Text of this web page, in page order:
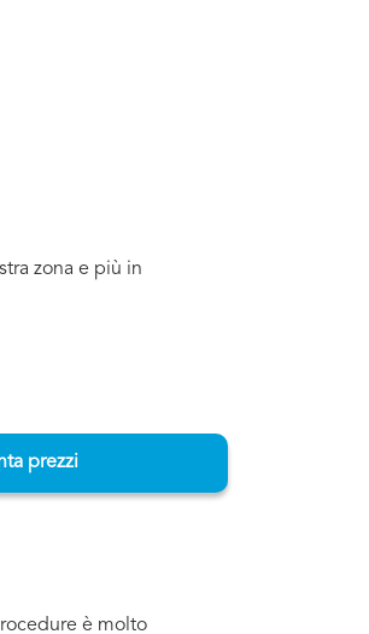
zona e più in
prezzi
è molto